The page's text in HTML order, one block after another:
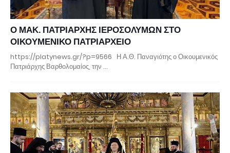
Ο ΜΑΚ. ΠΑΤΡΙΑΡΧΗΣ ΙΕΡΟΣΟΛΥΜΩΝ ΣΤΟ
ΟΙΚΟΥΜΕΝΙΚΟ ΠΑΤΡΙΑΡΧΕΙΟ
https://platynews.gr/?p=9566 Η Α.Θ. Παναγιότης ο Οικουμενικός
Πατριάρχης Βαρθολομαίος, την …